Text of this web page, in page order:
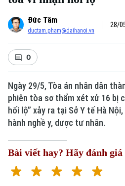
Đức Tâm
ductam.pham@daihanoi.vn
28/
0
Ngày 29/5, Tòa án nhân dân
phiên tòa sơ thẩm xét xử 16 bị
hối lộ” xảy ra tại Sở Y tế Hà
hành nghề y, dược tư nhân.
Bài viết hay? Hãy đánh